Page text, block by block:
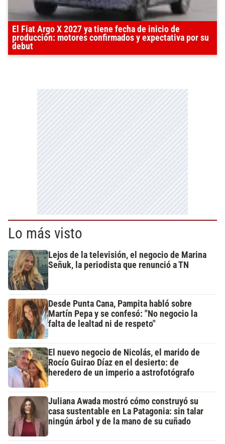
El Fiat Argo X 2027 ya tiene fecha de inicio de
producción: motores confirmados y expectativa por su
debut
Lo más visto
Lejos de la televisión, el negocio de Marina
Señuk, la periodista que renunció a TN
Desde Punta Cana, Pampita habló sobre
Martín Pepa y se confesó: "No negocio la
falta de lealtad ni de respeto"
El nuevo negocio de Nicolás, el marido de
Rocío Guirao Díaz en el desierto: de
heredero de un imperio a astrofotógrafo
Juliana Awada mostró cómo construyó su
casa sustentable en La Patagonia: sin talar
ningún árbol y de la mano de su cuñado